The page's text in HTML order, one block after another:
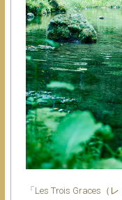
「Les Trois Graces（